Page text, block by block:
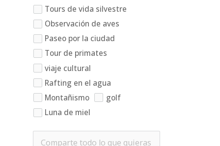
Tours de vida silvestre
Observación de aves
Paseo por la ciudad
Tour de primates
viaje cultural
Rafting en el agua
Montañismo
golf
Luna de miel